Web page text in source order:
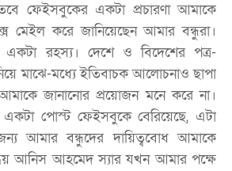
ফেইসবুকের একটা প্রচারণা আমাকে
করে জানিয়েছেন আমার বন্ধুরা।
রহস্য। দেশে ও বিদেশের পত্র-
মাঝে-মধ্যে ইতিবাচক আলোচনাও ছাপা
জানানোর প্রয়োজন মনে করে না।
একটা পোস্ট ফেইসবুকে বেরিয়েছে, এটা
আমার বন্ধুদের দায়িত্ববোধ আমাকে
আনিস আহমেদ স্যার যখন আমার পক্ষে